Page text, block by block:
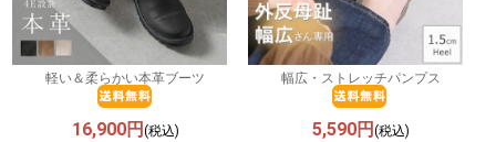
軽い＆柔らかい本革ブーツ
16,900円 (税込)
幅広・ストレッチパンプス
5,590円 (税込)